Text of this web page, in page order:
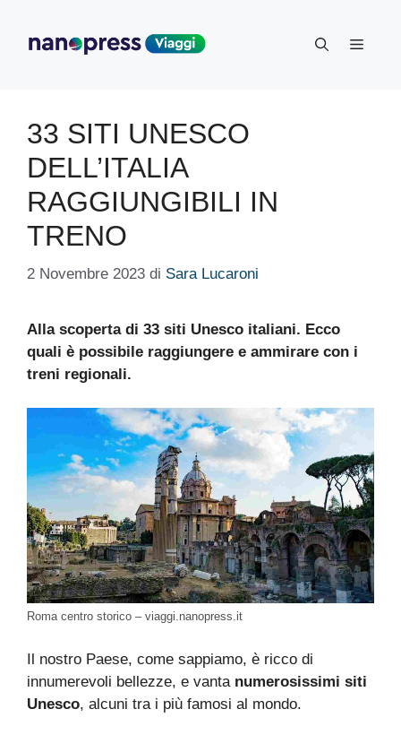
contenuto
Menu
33 SITI UNESCO
DELL’ITALIA
RAGGIUNGIBILI IN
TRENO
2 Novembre 2023 di Sara Lucaroni
Alla scoperta di 33 siti Unesco italiani. Ecco
quali è possibile raggiungere e ammirare con i
treni regionali.
Roma centro storico – viaggi.nanopress.it
Il nostro Paese, come sappiamo, è ricco di
innumerevoli bellezze, e vanta numerosissimi siti
Unesco, alcuni tra i più famosi al mondo.